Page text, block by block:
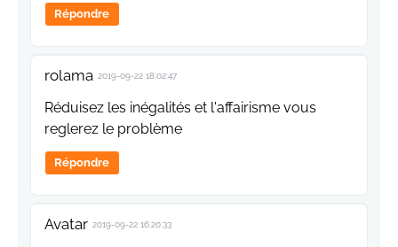
Répondre
rolama 2019-09-22 18:02:47
Réduisez les inégalités et l'affairisme vous
reglerez le problème
Répondre
Avatar 2019-09-22 16:20:33